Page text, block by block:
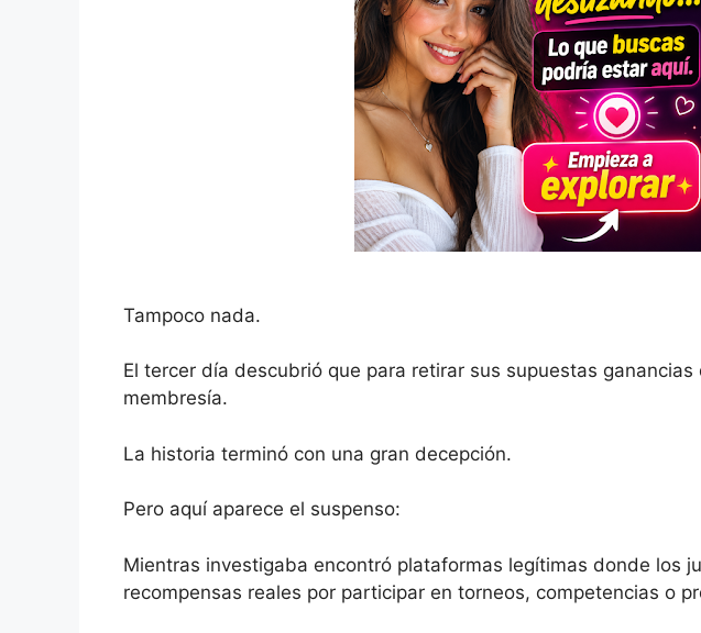
Tampoco nada.
El tercer día descubrió que para retirar sus supuestas ganancias
membresía.
La historia terminó con una gran decepción.
Pero aquí aparece el suspenso:
Mientras investigaba encontró plataformas legítimas donde los
recompensas reales por participar en torneos, competencias o